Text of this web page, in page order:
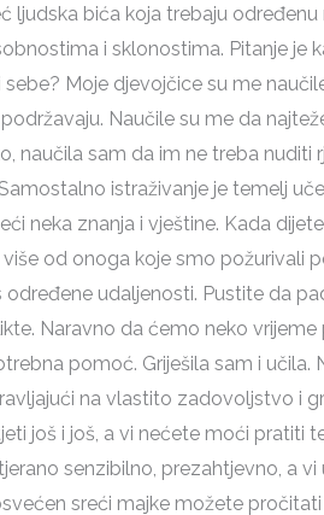
ljudska bića koja trebaju
i sklonostima. Pitanje je
Moje djevojčice su me
Naučile su me da
naučila sam da im ne treba
istraživanje je temelj
neka znanja i vještine. Kada
od onoga koje smo požurivali
udaljenosti. Pustite da
Naravno da ćemo neko
pomoć. Griješila sam i
na vlastito zadovoljstvo i
još i još, a vi nećete moći pratiti
senzibilno, prezahtjevno, a
sreći majke možete